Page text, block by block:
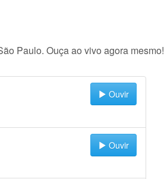
Paulo. Ouça ao vivo agora mesmo!
Ouvir
Ouvir